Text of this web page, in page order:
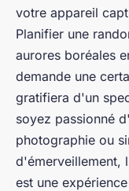
votre appareil
Planifier une
aurores boréales
demande une
gratifiera d'un
soyez passionné
photographie ou
d'émerveillement,
est une